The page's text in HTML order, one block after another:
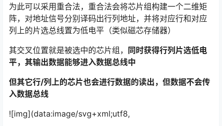
为此可以采用重合法，重合法会将芯片组构建一个二维矩
阵，对地址信号分别译码出行列地址，并将对应行和对应
列上的片选总线置为低电平（类似磁芯存储器）
其交叉位置就是被选中的芯片组，
同时获得行列片选低电
平，其输出数据能够进入数据总线中
但其它行/列上的芯片也会进行数据的读出，但数据不会传
入数据总线
![img](data:image/svg+xml;utf8,